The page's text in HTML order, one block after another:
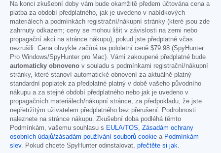
Na konci zkušební doby vám bude okamžitě předem účtována cena a
platba za období předplatného, jak je uvedeno v nabídkových
materiálech a podmínkách registrační/nákupní stránky (které jsou zde
zahrnuty odkazem; ceny se mohou lišit v závislosti na zemi nebo
propagační akci na stránce nákupu), pokud jste předplatné včas
nezrušili. Cena obvykle začíná na pololetní ceně $79.98 (SpyHunter
Pro Windows/SpyHunter pro Mac). Vámi zakoupené předplatné bude
automaticky obnoveno v souladu s podmínkami registrační/nákupní
stránky, které stanoví automatické obnovení za aktuálně platný
standardní poplatek za předplatné platný v době vašeho původního
nákupu a za stejné období předplatného nebo jak je uvedeno v
propagačních materiálech/nákupní stránce, za předpokladu, že jste
nepřetržitým uživatelem předplatného bez přerušení. Podrobnosti
naleznete na stránce nákupu. Zkušební doba podléhá těmto
Podmínkám, vašemu souhlasu s EULA/TOS, Zásadám ochrany
osobních údajů/zásadám používání souborů cookie a Podmínkám
slev. Pokud chcete SpyHunter odinstalovat, přečtěte si jak.